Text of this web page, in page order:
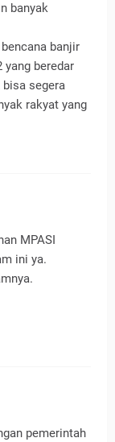
banyak
banjir
beredar
bisa segera
rakyat yang
MPASI
ini ya.
pemerintah